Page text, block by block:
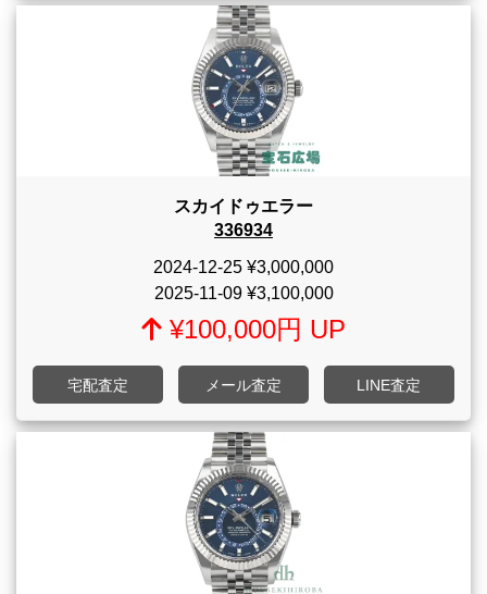
スカイドゥエラー
336934
2024-12-25 ¥3,000,000
2025-11-09¥3,100,000
¥100,000円 UP
宅配査定 メール査定 LINE査定